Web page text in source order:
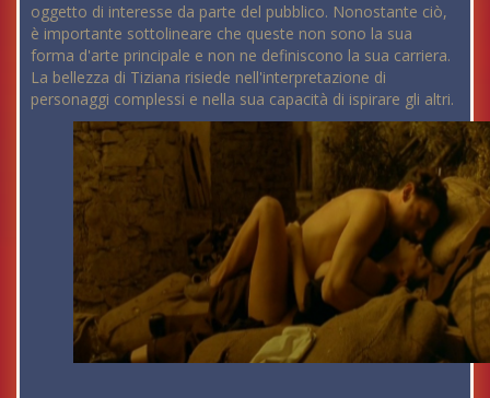
oggetto di interesse da parte del pubblico. Nonostante ciò,
è importante sottolineare che queste non sono la sua
forma d'arte principale e non ne definiscono la sua carriera.
La bellezza di Tiziana risiede nell'interpretazione di
personaggi complessi e nella sua capacità di ispirare gli altri.